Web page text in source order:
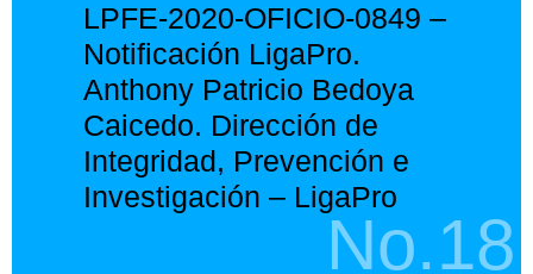
LPFE-2020-OFICIO-0849 –
Notificación LigaPro.
Anthony Patricio Bedoya
Caicedo. Dirección de
Integridad, Prevención e
Investigación – LigaPro
No.18